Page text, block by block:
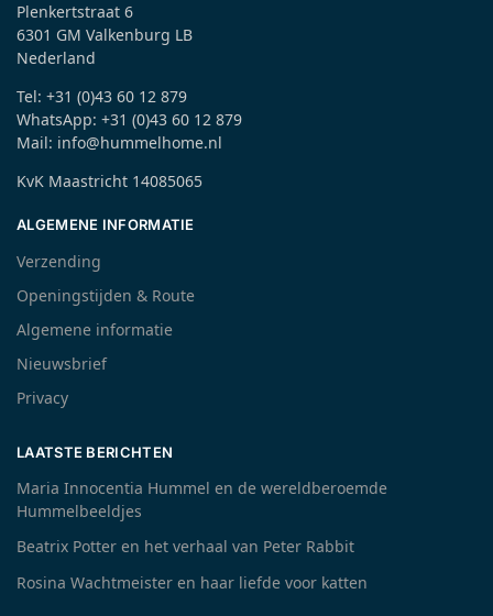
Plenkertstraat 6
6301 GM Valkenburg LB
Nederland
Tel: +31 (0)43 60 12 879
WhatsApp: +31 (0)43 60 12 879
Mail: info@hummelhome.nl
KvK Maastricht 14085065
ALGEMENE INFORMATIE
Verzending
Openingstijden & Route
Algemene informatie
Nieuwsbrief
Privacy
LAATSTE BERICHTEN
Maria Innocentia Hummel en de wereldberoemde
Hummelbeeldjes
Beatrix Potter en het verhaal van Peter Rabbit
Rosina Wachtmeister en haar liefde voor katten